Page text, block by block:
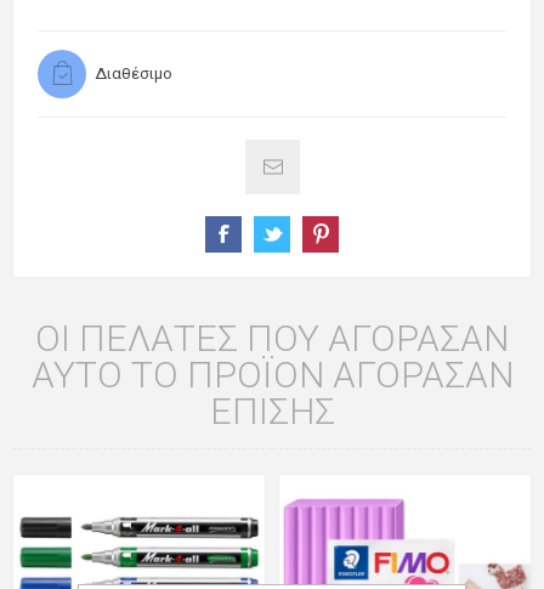
Διαθέσιμο
ΟΙ ΠΕΛΆΤΕΣ ΠΟΥ ΑΓΌΡΑΣΑΝ
ΑΥΤΌ ΤΟ ΠΡΟΪΌΝ ΑΓΌΡΑΣΑΝ
ΕΠΊΣΗΣ